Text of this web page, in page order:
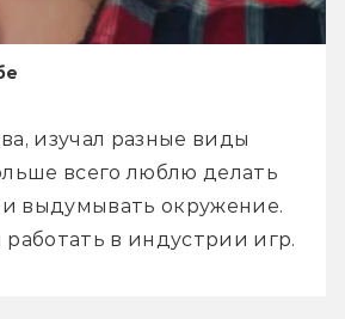
изучал разные виды
всего люблю делать
выдумывать окружение.
работать в индустрии игр.